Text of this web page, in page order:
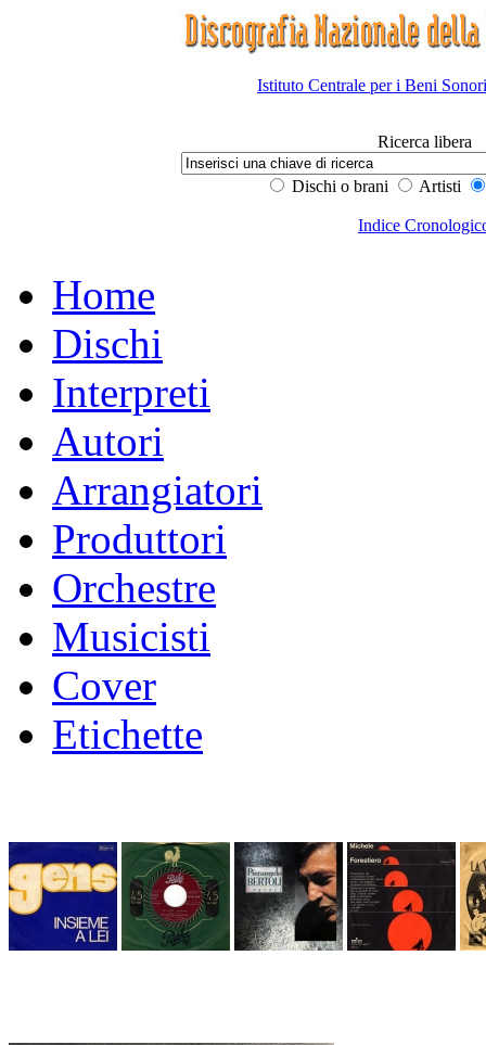
Istituto Centrale per i Beni
Ricerca libera
Dischi o brani Artisti
Indice
Home
Dischi
Interpreti
Autori
Arrangiatori
Produttori
Orchestre
Musicisti
Cover
Etichette